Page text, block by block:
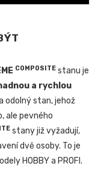
COMPOSITE stanu je
a rychlou
odolný stan, jehož
ale pevného
stany již vyžadují,
dvě osoby. To je
HOBBY a PROFI.